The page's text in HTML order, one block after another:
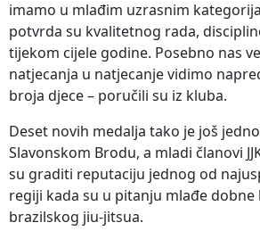
imamo u mlađim uzrasnim
potvrda su kvalitetnog rada,
tijekom cijele godine. Posebno nas
natjecanja u natjecanje vidimo
broja djece – poručili su iz kluba.
Deset novih medalja tako je još
Slavonskom Brodu, a mladi članovi
su graditi reputaciju jednog od
regiji kada su u pitanju mlađe
brazilskog jiu-jitsua.